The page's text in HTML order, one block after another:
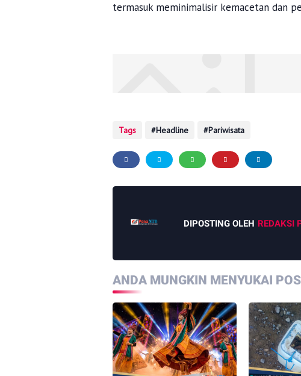
termasuk meminimalisir kemacetan dan
Tags Headline Pariwisata
DIPOSTING OLEH REDAKSI
ANDA MUNGKIN MENYUKAI